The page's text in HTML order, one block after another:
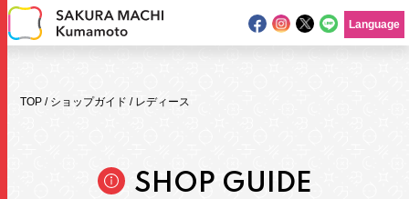
Language
TOP / ショップガイド / レディース
SHOP GUIDE